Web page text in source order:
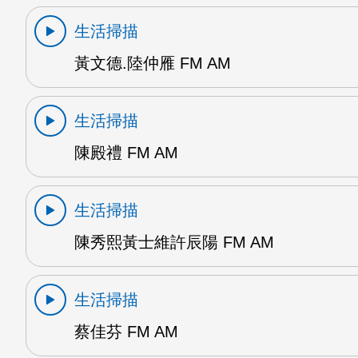
生活掃描
黃文德.陸仲雁 FM AM
生活掃描
陳殿禮 FM AM
生活掃描
陳秀熙黃士維許辰陽 FM AM
生活掃描
蔡佳芬 FM AM